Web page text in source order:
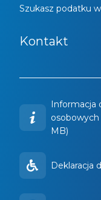
Szukasz podatku
Kontakt
Informacja
osobowych
MB)
Deklaracja